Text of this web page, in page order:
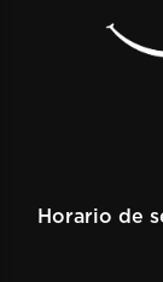
Horario de